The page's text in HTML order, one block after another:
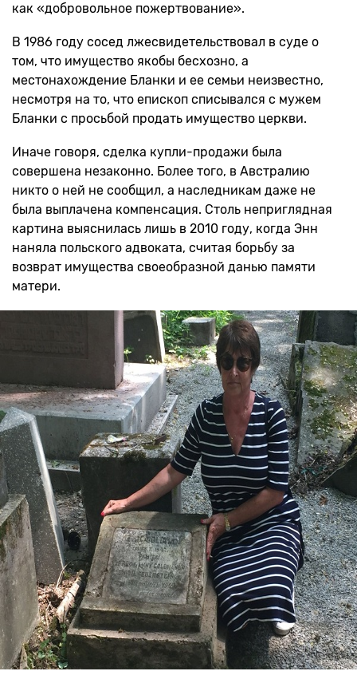
как «добровольное пожертвование».
В 1986 году сосед лжесвидетельствовал в суде о
том, что имущество якобы бесхозно, а
местонахождение Бланки и ее семьи неизвестно,
несмотря на то, что епископ списывался с мужем
Бланки с просьбой продать имущество церкви.
Иначе говоря, сделка купли-продажи была
совершена незаконно. Более того, в Австралию
никто о ней не сообщил, а наследникам даже не
была выплачена компенсация. Столь неприглядная
картина выяснилась лишь в 2010 году, когда Энн
наняла польского адвоката, считая борьбу за
возврат имущества своеобразной данью памяти
матери.